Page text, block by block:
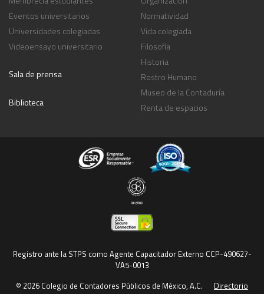
Eventos universitarios
Universidades colegiadas
Videoensayo universitario
Sala de prensa
Biblioteca
Normatividad
Vida colegiada
Filosofía
Historia
Rostro Humano
Museo de la Contaduría
Renta de espacios
Registro ante la STPS como Agente Capacitador Externo CCP-490627-
VA5-0013
© 2026 Colegio de Contadores Públicos de México, A.C.
Directorio